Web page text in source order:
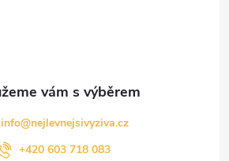
info@nejlevnejsivyziva.cz
+420 603 718 083